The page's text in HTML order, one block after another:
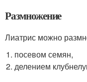
Размножение
Лиатрис можно
посевом семян,
делением